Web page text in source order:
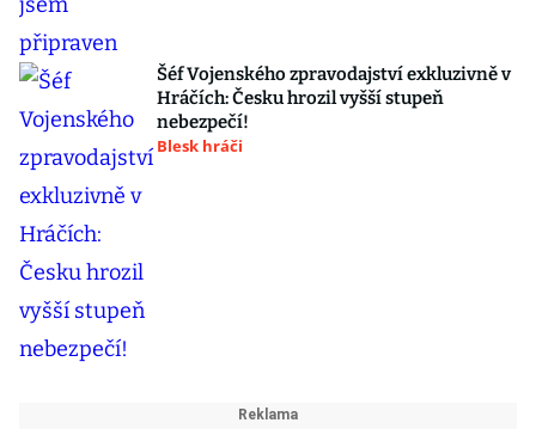
Šéf Vojenského zpravodajství exkluzivně v
Hráčích: Česku hrozil vyšší stupeň
nebezpečí!
Blesk hráči